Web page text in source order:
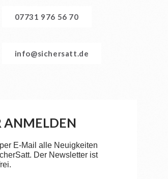
07731 976 56 70
info@sichersatt.de
ANMELDEN
E-Mail alle Neuigkeiten
Der Newsletter ist